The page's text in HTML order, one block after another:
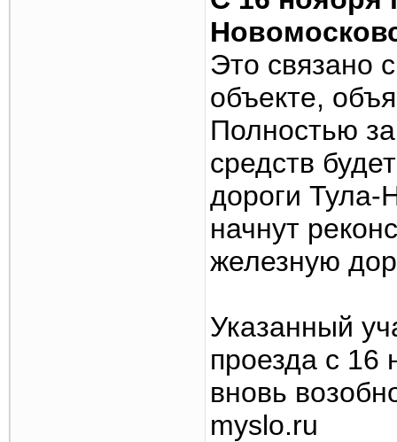
Это связано
объекте,
Полностью
средств
дороги Тула-
начнут
железную
Указанный
проезда с 16
вновь
myslo.ru